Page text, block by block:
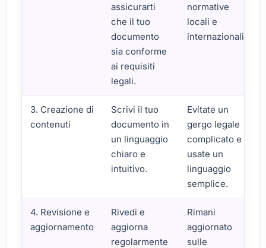
assicurarti
che il tuo
documento
sia conforme
ai requisiti
legali.
normative
locali e
internazionali.
3. Creazione di
contenuti
Scrivi il tuo
documento in
un linguaggio
chiaro e
intuitivo.
Evitate un
gergo legale
complicato e
usate un
linguaggio
semplice.
4. Revisione e
aggiornamento
Rivedi e
aggiorna
regolarmente
Rimani
aggiornato
sulle